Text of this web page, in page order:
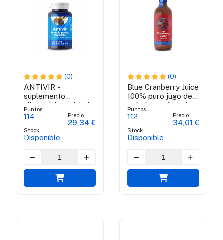
(0)
ANTIVIR -
suplemento
alimenticio antiviral
de acción rápida
Puntos
114
Stock
Disponible
Precio
29,34 €
(0)
Blue Cranberry Juice
100% puro jugo de
arándano - American
Afin 100% puro
orgánico Certificado
Bio
Puntos
112
Stock
Disponible
Precio
34,01 €